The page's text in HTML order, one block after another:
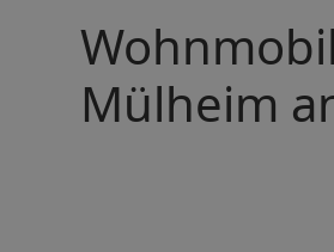
Mülheim